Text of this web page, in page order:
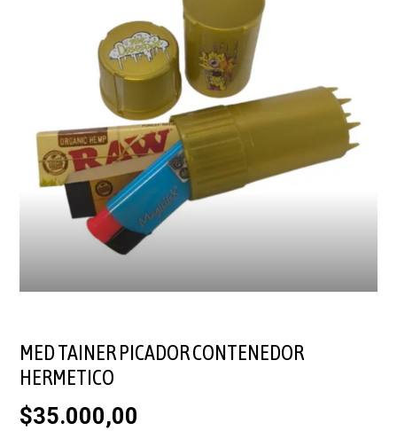
MED TAINER PICADOR CONTENEDOR
HERMETICO
$35.000,00